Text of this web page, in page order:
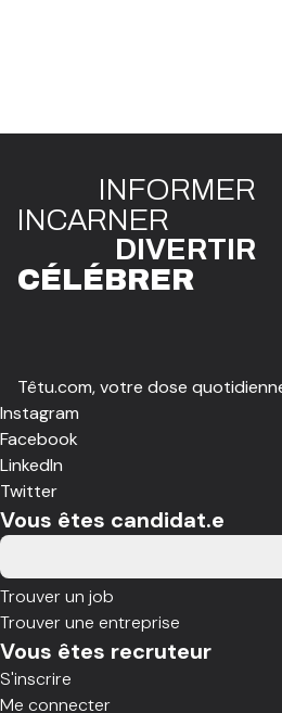
INFORMER
INCARNER
DIVERTIR
CÉLÉBRER
Têtu.com, votre dose
Instagram
Facebook
LinkedIn
Twitter
Vous êtes candidat.e
Trouver un job
Trouver une entreprise
Vous êtes recruteur
S'inscrire
Me connecter